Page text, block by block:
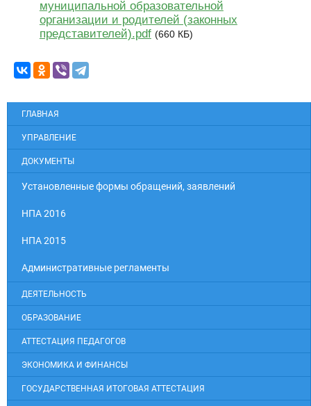
муниципальной образовательной
организации и родителей (законных
представителей).pdf (660 КБ)
ГЛАВНАЯ
УПРАВЛЕНИЕ
ДОКУМЕНТЫ
Установленные формы обращений, заявлений
НПА 2016
НПА 2015
Административные регламенты
ДЕЯТЕЛЬНОСТЬ
ОБРАЗОВАНИЕ
АТТЕСТАЦИЯ ПЕДАГОГОВ
ЭКОНОМИКА И ФИНАНСЫ
ГОСУДАРСТВЕННАЯ ИТОГОВАЯ АТТЕСТАЦИЯ